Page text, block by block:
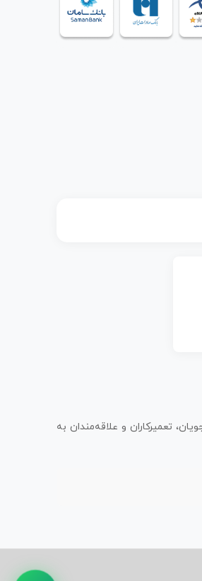
تعمیرکاران و علاقه‌مندان به